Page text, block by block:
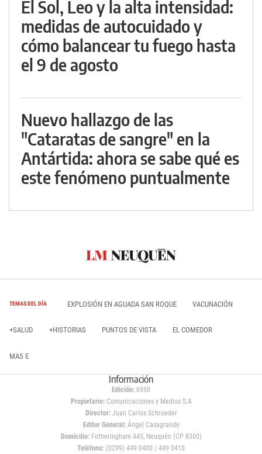
El Sol, Leo y la alta intensidad:
medidas de autocuidado y
cómo balancear tu fuego hasta
el 9 de agosto
Nuevo hallazgo de las
"Cataratas de sangre" en la
Antártida: ahora se sabe qué es
este fenómeno puntualmente
TEMAS DEL DÍA EXPLOSIÓN EN AGUADA SAN ROQUE VACUNACIÓN
+SALUD +HISTORIAS PUNTOS DE VISTA EL COMEDOR
MAS E
Información
Edición: 6950
Propietario:Comunicaciones y Medios S.A
Director: Juan Carlos Schroeder
Editor General:Ángel Casagrande
Domicilio:Fotheringham 445, Neuquén (CP 8300)
Teléfono: (0299) 449 0400 / 449 0410